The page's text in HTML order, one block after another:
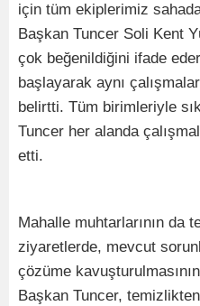
için tüm ekiplerimiz
Başkan Tuncer Soli Kent
çok beğenildiğini ifade
başlayarak aynı
belirtti. Tüm birimleriyle
Tuncer her alanda
etti.
Mahalle muhtarlarının da
ziyaretlerde, mevcut
çözüme
Başkan Tuncer,